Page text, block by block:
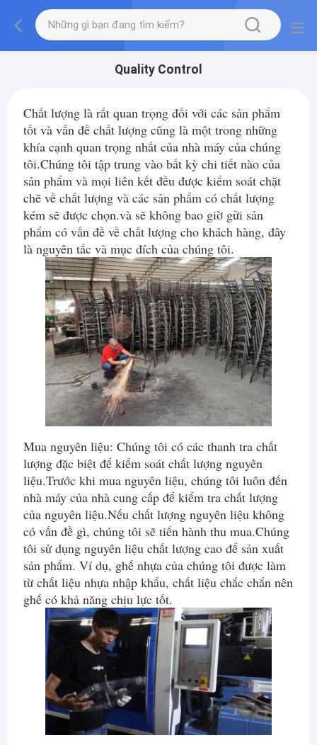
Quality Control
Chất lượng là rất quan trọng đối với các sản phẩm
tốt và vấn đề chất lượng cũng là một trong những
khía cạnh quan trọng nhất của nhà máy của chúng
tôi.Chúng tôi tập trung vào bất kỳ chi tiết nào của
sản phẩm và mọi liên kết đều được kiểm soát chặt
chẽ về chất lượng và các sản phẩm có chất lượng
kém sẽ được chọn.và sẽ không bao giờ gửi sản
phẩm có vấn đề về chất lượng cho khách hàng, đây
là nguyên tắc và mục đích của chúng tôi.
Mua nguyên liệu: Chúng tôi có các thanh tra chất
lượng đặc biệt để kiểm soát chất lượng nguyên
liệu.Trước khi mua nguyên liệu, chúng tôi luôn đến
nhà máy của nhà cung cấp để kiểm tra chất lượng
của nguyên liệu.Nếu chất lượng nguyên liệu không
có vấn đề gì, chúng tôi sẽ tiến hành thu mua.Chúng
tôi sử dụng nguyên liệu chất lượng cao để sản xuất
sản phẩm. Ví dụ, ghế nhựa của chúng tôi được làm
từ chất liệu nhựa nhập khẩu, chất liệu chắc chắn nên
ghế có khả năng chịu lực tốt.